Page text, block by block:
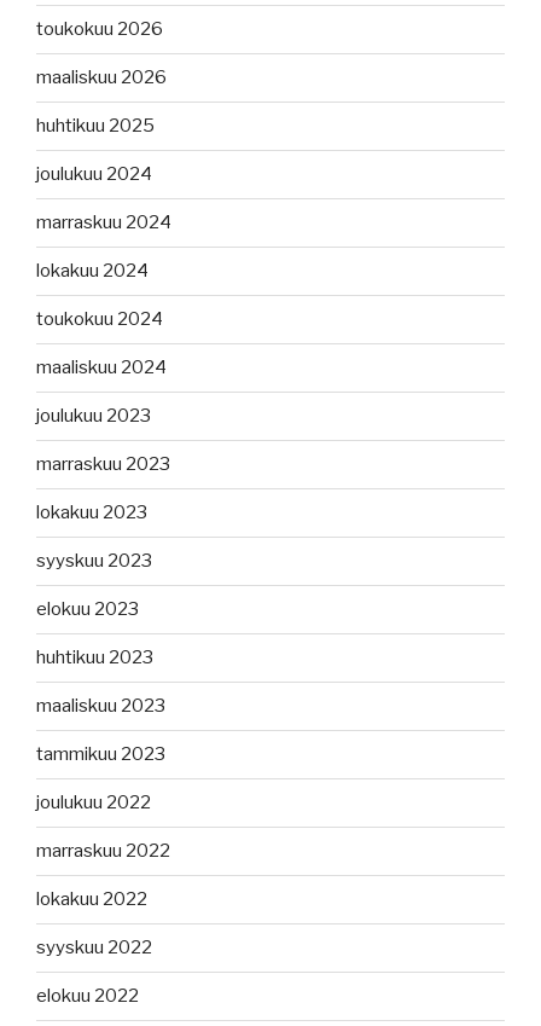
toukokuu 2026
maaliskuu 2026
huhtikuu 2025
joulukuu 2024
marraskuu 2024
lokakuu 2024
toukokuu 2024
maaliskuu 2024
joulukuu 2023
marraskuu 2023
lokakuu 2023
syyskuu 2023
elokuu 2023
huhtikuu 2023
maaliskuu 2023
tammikuu 2023
joulukuu 2022
marraskuu 2022
lokakuu 2022
syyskuu 2022
elokuu 2022